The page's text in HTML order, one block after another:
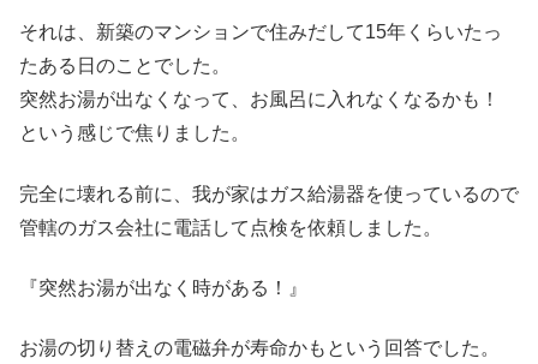
それは、新築のマンションで住みだして15年くらいたっ
たある日のことでした。
突然お湯が出なくなって、お風呂に入れなくなるかも！
という感じで焦りました。
完全に壊れる前に、我が家はガス給湯器を使っているので
管轄のガス会社に電話して点検を依頼しました。
『突然お湯が出なく時がある！』
お湯の切り替えの電磁弁が寿命かもという回答でした。